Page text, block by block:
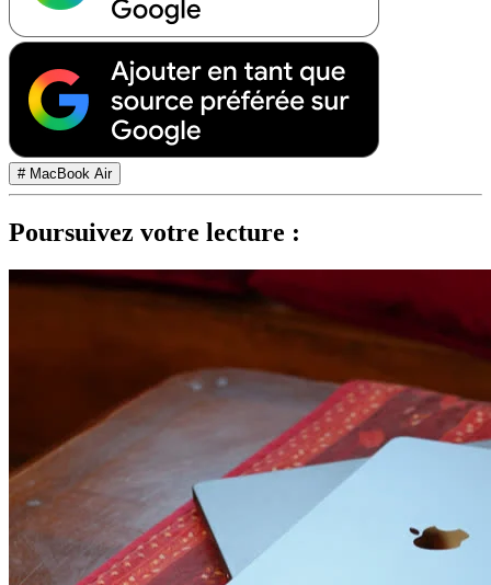
# MacBook Air
Poursuivez votre lecture :